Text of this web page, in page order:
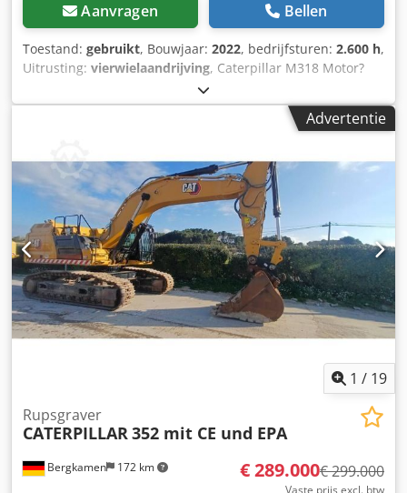
Aanvragen Bellen
Toestand: gebruikt, Bouwjaar: 2022, bedrijfsturen: 2.600 h,
Uitrusting: vierwielaandrijving, Caterpillar M318 Motor?
Motor: Cat C4.4 Vermogen (ISO 14396): 129 kW / ca. 176 pk
Cilinderinhoud: 4,4 l Cilinders: 4 Emissie: EU Stage V
Rijprestaties Topsnelheid: tot ca. 35 km/u * Aandrijving:
vierwielbesturing met pendelas Tank & hydrauliek
Dieseltank: ca. 350 liter Djdpszqx Rtefx Aqrekr *
Hydraulisch systeem: load-sensing hydrauliek met
meerdere extra circuits voor aanbouwdelen
Airconditioning Slechts 2600 bedrijfsuren en in zeer goede
staat
Advertentie
1 / 19
Bergkamen 172 km
Rupsgraver
CATERPILLAR 352 mit CE und EPA
€ 289.000€ 299.000
Vaste prijs excl. btw